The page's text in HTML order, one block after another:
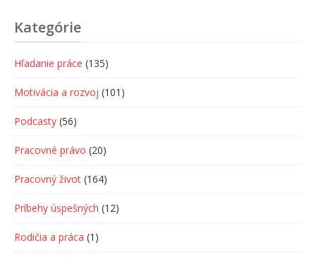
Kategórie
Hľadanie práce (135)
Motivácia a rozvoj (101)
Podcasty (56)
Pracovné právo (20)
Pracovný život (164)
Príbehy úspešných (12)
Rodičia a práca (1)